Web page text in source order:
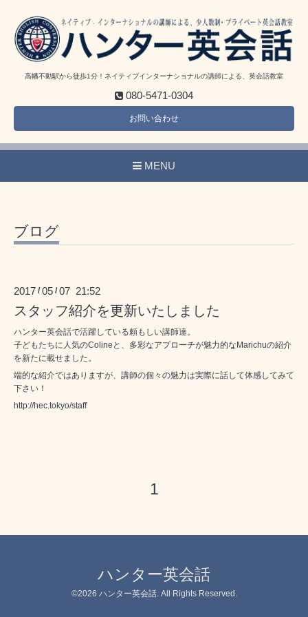
高幡不動駅から徒歩1分！ネイティブインターナショナルの講師による、英会話教室
080-5471-0304
お問い合わせ
MENU
ブログ
2017 /05 /07 21:52
スタッフ紹介を更新いたしました
ハンター英会話で活躍している頼もしい講師達。
子どもたちに人気のColineと、多彩なアプローチが魅力的なMarichuの紹介
を新たに載せました。
端的な紹介ではありますが、講師の個々の魅力は実際に話して体感してみて
下さい！
http://hec.tokyo/staff
1
ハンター英会話
©2026 ハンター英会話. All Rights Reserved.